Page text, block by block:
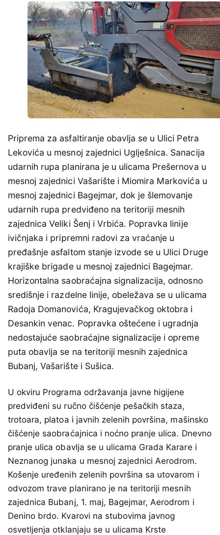
Priprema za asfaltiranje obavlja se u Ulici Petra
Lekovića u mesnoj zajednici Uglješnica. Sanacija
udarnih rupa planirana je u ulicama Prešernova u
mesnoj zajednici Vašarište i Miomira Markovića u
mesnoj zajednici Bagejmar, dok je šlemovanje
udarnih rupa predviđeno na teritoriji mesnih
zajednica Veliki Šenj i Vrbića. Popravka linije
ivičnjaka i pripremni radovi za vraćanje u
pređašnje asfaltom stanje izvode se u Ulici Druge
krajiške brigade u mesnoj zajednici Bagejmar.
Horizontalna saobraćajna signalizacija, odnosno
središnje i razdelne linije, obeležava se u ulicama
Radoja Domanovića, Kragujevačkog oktobra i
Desankin venac. Popravka oštećene i ugradnja
nedostajuće saobraćajne signalizacije i opreme
puta obavlja se na teritoriji mesnih zajednica
Bubanj, Vašarište i Sušica.
U okviru Programa održavanja javne higijene
predviđeni su ručno čišćenje pešačkih staza,
trotoara, platoa i javnih zelenih površina, mašinsko
čišćenje saobraćajnica i noćno pranje ulica. Dnevno
pranje ulica obavlja se u ulicama Grada Karare i
Neznanog junaka u mesnoj zajednici Aerodrom.
Košenje uređenih zelenih površina sa utovarom i
odvozom trave planirano je na teritoriji mesnih
zajednica Bubanj, 1. maj, Bagejmar, Aerodrom i
Denino brdo. Kvarovi na stubovima javnog
osvetljenja otklanjaju se u ulicama Krste